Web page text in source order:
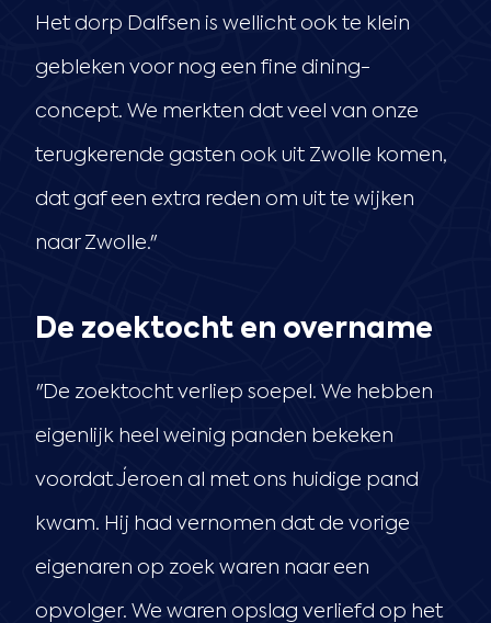
Het dorp Dalfsen is wellicht ook te klein
gebleken voor nog een fine dining-
concept. We merkten dat veel van onze
terugkerende gasten ook uit Zwolle komen,
dat gaf een extra reden om uit te wijken
naar Zwolle."
De zoektocht en overname
"De zoektocht verliep soepel. We hebben
eigenlijk heel weinig panden bekeken
voordat Jeroen al met ons huidige pand
kwam. Hij had vernomen dat de vorige
eigenaren op zoek waren naar een
opvolger. We waren opslag verliefd op het